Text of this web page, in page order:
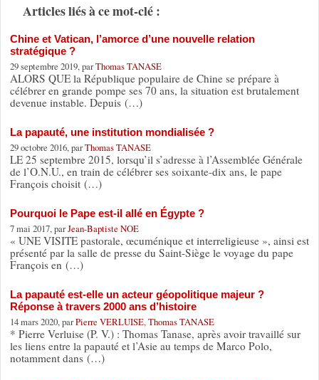
Articles liés à ce mot-clé :
Chine et Vatican, l’amorce d’une nouvelle relation
stratégique ?
29 septembre 2019, parThomas TANASE
ALORS QUE la République populaire de Chine se prépare à
célébrer en grande pompe ses 70 ans, la situation est brutalement
devenue instable. Depuis (…)
La papauté, une institution mondialisée ?
29 octobre 2016, parThomas TANASE
LE 25 septembre 2015, lorsqu’il s’adresse à l’Assemblée Générale
de l’O.N.U., en train de célébrer ses soixante-dix ans, le pape
François choisit (…)
Pourquoi le Pape est-il allé en Égypte ?
7 mai 2017, parJean-Baptiste NOE
« UNE VISITE pastorale, œcuménique et interreligieuse », ainsi est
présenté par la salle de presse du Saint-Siège le voyage du pape
François en (…)
La papauté est-elle un acteur géopolitique majeur ?
Réponse à travers 2000 ans d’histoire
14 mars 2020, parPierre VERLUISE, Thomas TANASE
* Pierre Verluise (P. V.) : Thomas Tanase, après avoir travaillé sur
les liens entre la papauté et l’Asie au temps de Marco Polo,
notamment dans (…)